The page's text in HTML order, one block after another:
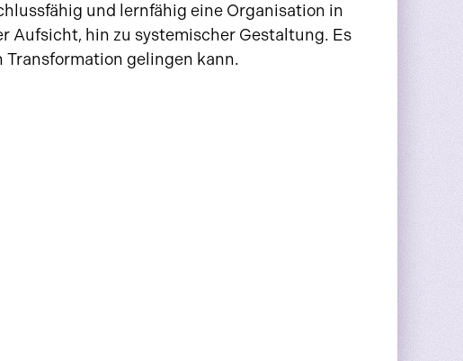
und lernfähig eine Organisation in
Aufsicht, hin zu systemischer Gestaltung. Es
gelingen kann.